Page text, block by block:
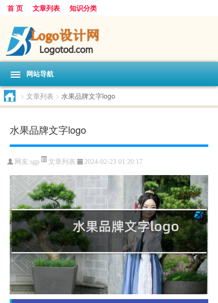
首 页 文章列表 知识分类
网站导航
> 文章列表 > 水果品牌文字logo
水果品牌文字logo
网友:sgp 文章列表 2024-02-23 01:20:17